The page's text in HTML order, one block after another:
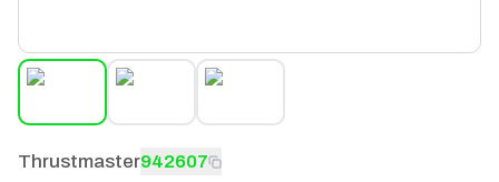
Thrustmaster942607